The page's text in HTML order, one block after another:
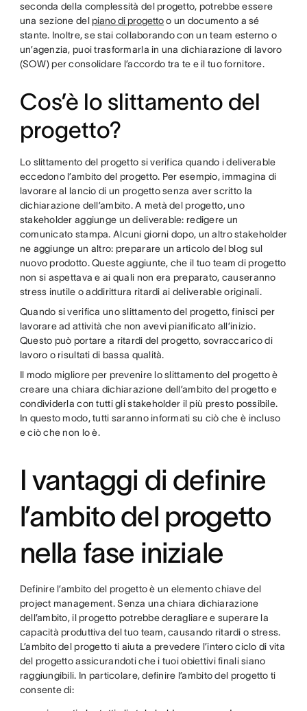
seconda della complessità del progetto, potrebbe essere
una sezione del piano di progettoo un documento a sé
stante. Inoltre, se stai collaborando con un team esterno o
un’agenzia, puoi trasformarla in una dichiarazione di lavoro
(SOW) per consolidare l’accordo tra te e il tuo fornitore.
Cos’è lo slittamento del
progetto?
Lo slittamento del progetto si verifica quando i deliverable
eccedono l’ambito del progetto. Per esempio, immagina di
lavorare al lancio di un progetto senza aver scritto la
dichiarazione dell’ambito. A metà del progetto, uno
stakeholder aggiunge un deliverable: redigere un
comunicato stampa. Alcuni giorni dopo, un altro stakeholder
ne aggiunge un altro: preparare un articolo del blog sul
nuovo prodotto. Queste aggiunte, che il tuo team di progetto
non si aspettava e ai quali non era preparato, causeranno
stress inutile o addirittura ritardi ai deliverable originali.
Quando si verifica uno slittamento del progetto, finisci per
lavorare ad attività che non avevi pianificato all’inizio.
Questo può portare a ritardi del progetto, sovraccarico di
lavoro o risultati di bassa qualità.
Il modo migliore per prevenire lo slittamento del progetto è
creare una chiara dichiarazione dell’ambito del progetto e
condividerla con tutti gli stakeholder il più presto possibile.
In questo modo, tutti saranno informati su ciò che è incluso
e ciò che non lo è.
I vantaggi di definire
l’ambito del progetto
nella fase iniziale
Definire l’ambito del progetto è un elemento chiave del
project management. Senza una chiara dichiarazione
dell’ambito, il progetto potrebbe deragliare e superare la
capacità produttiva del tuo team, causando ritardi o stress.
L’ambito del progetto ti aiuta a prevedere l’intero ciclo di vita
del progetto assicurandoti che i tuoi obiettivi finali siano
raggiungibili. In particolare, definire l’ambito del progetto ti
consente di: